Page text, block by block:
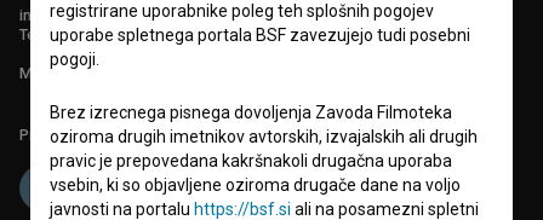
info@filmoteka.si
Tehnična pomoč: podpora@bsf.si
Mednarodna številka ISSN 2670-787X
Projekt sofinancira:
registrirane uporabnike poleg teh splošnih pogojev
uporabe spletnega portala BSF zavezujejo tudi posebni
pogoji.
Brez izrecnega pisnega dovoljenja Zavoda Filmoteka
oziroma drugih imetnikov avtorskih, izvajalskih ali drugih
pravic je prepovedana kakršnakoli drugačna uporaba
vsebin, ki so objavljene oziroma drugače dane na voljo
javnosti na portalu https://bsf.si ali na posamezni spletni